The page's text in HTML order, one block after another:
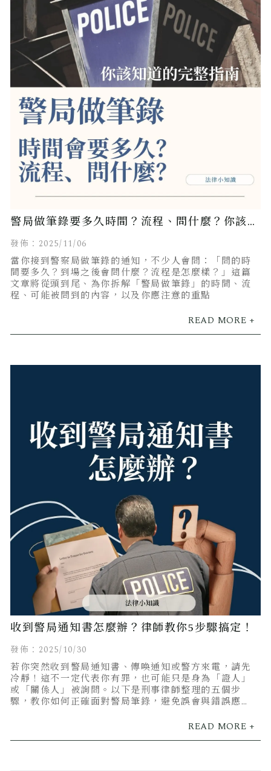
警局做筆錄要多久時間？流程、問什麼？你該知
道的完整指南
發佈：2025/11/06
當你接到警察局做筆錄的通知，不少人會問：「問的時
間要多久？到場之後會問什麼？流程是怎麼樣？」這篇
文章將從頭到尾、為你拆解「警局做筆錄」的時間、流
程、可能被問到的內容，以及你應注意的重點
收到警局通知書怎麼辦？律師教你5步驟搞定！
發佈：2025/10/30
若你突然收到警局通知書、傳喚通知或警方來電，請先
冷靜！這不一定代表你有罪，也可能只是身為「證人」
或「關係人」被詢問。以下是刑事律師整理的五個步
驟，教你如何正確面對警局筆錄，避免誤會與錯誤應